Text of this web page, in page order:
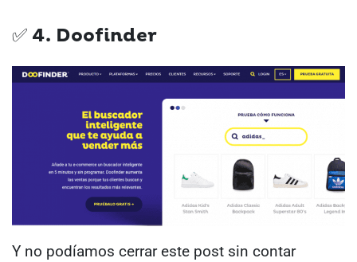
✅ 4. Doofinder
Y no podíamos cerrar este post sin contar